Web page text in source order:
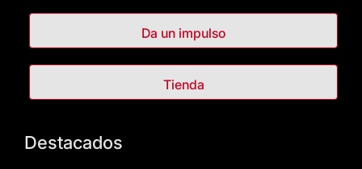
Da un impulso
Tienda
Destacados